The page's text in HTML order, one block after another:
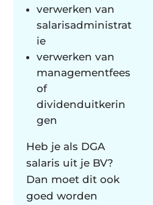
verwerken van
salarisadministrat
ie
verwerken van
managementfees
of
dividenduitkerin
gen
Heb je als DGA
salaris uit je BV?
Dan moet dit ook
goed worden